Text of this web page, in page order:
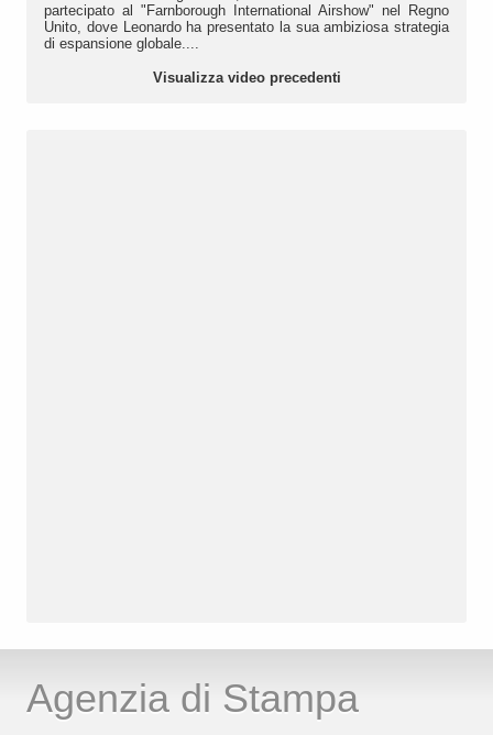
partecipato al "Farnborough International Airshow" nel Regno
Unito, dove Leonardo ha presentato la sua ambiziosa strategia
di espansione globale....
Visualizza video precedenti
Agenzia di Stampa